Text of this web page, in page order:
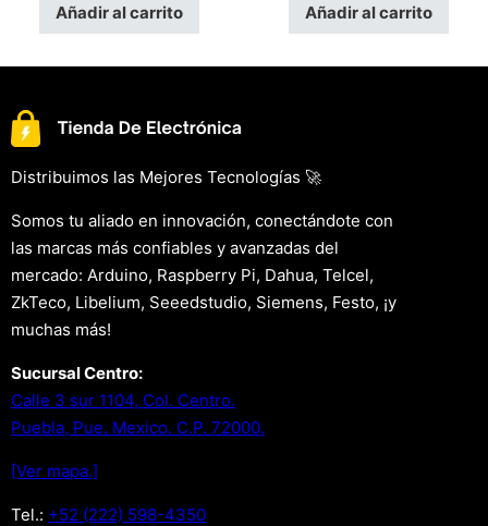
Añadir al carrito Añadir al carrito
Distribuimos las Mejores Tecnologías 🚀
Somos tu aliado en innovación, conectándote con
las marcas más confiables y avanzadas del
mercado: Arduino, Raspberry Pi, Dahua, Telcel,
ZkTeco, Libelium, Seeedstudio, Siemens, Festo, ¡y
muchas más!
Sucursal Centro:
Calle 3 sur 1104, Col. Centro.
Puebla, Pue. Mexico. C.P. 72000.
[Ver mapa.]
Tel.: +52 (222) 598-4350